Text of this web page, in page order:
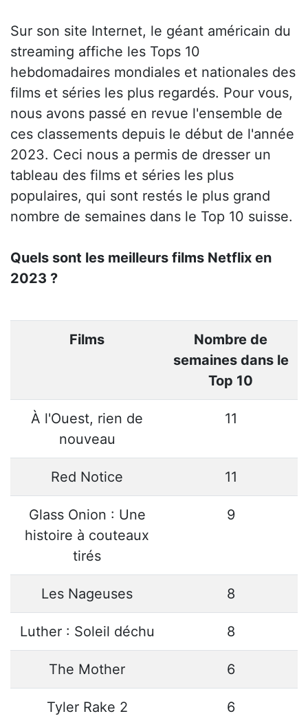
Sur son site Internet, le géant américain du
streaming affiche les Tops 10
hebdomadaires mondiales et nationales des
films et séries les plus regardés. Pour vous,
nous avons passé en revue l'ensemble de
ces classements depuis le début de l'année
2023. Ceci nous a permis de dresser un
tableau des films et séries les plus
populaires, qui sont restés le plus grand
nombre de semaines dans le Top 10 suisse.
Quels sont les meilleurs films Netflix en
2023 ?
Films
Nombre de
semaines dans le
Top 10
À l'Ouest, rien de
nouveau
11
Red Notice 11
Glass Onion : Une
histoire à couteaux
tirés
9
Les Nageuses 8
Luther : Soleil déchu 8
The Mother 6
Tyler Rake 2
6